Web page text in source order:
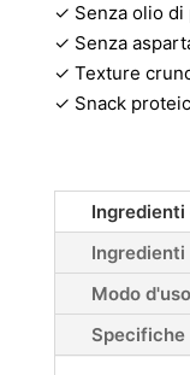
✓ Senza olio di
✓ Senza
✓ Texture
✓ Snack
Ingredienti
Modo d'uso
Specifiche